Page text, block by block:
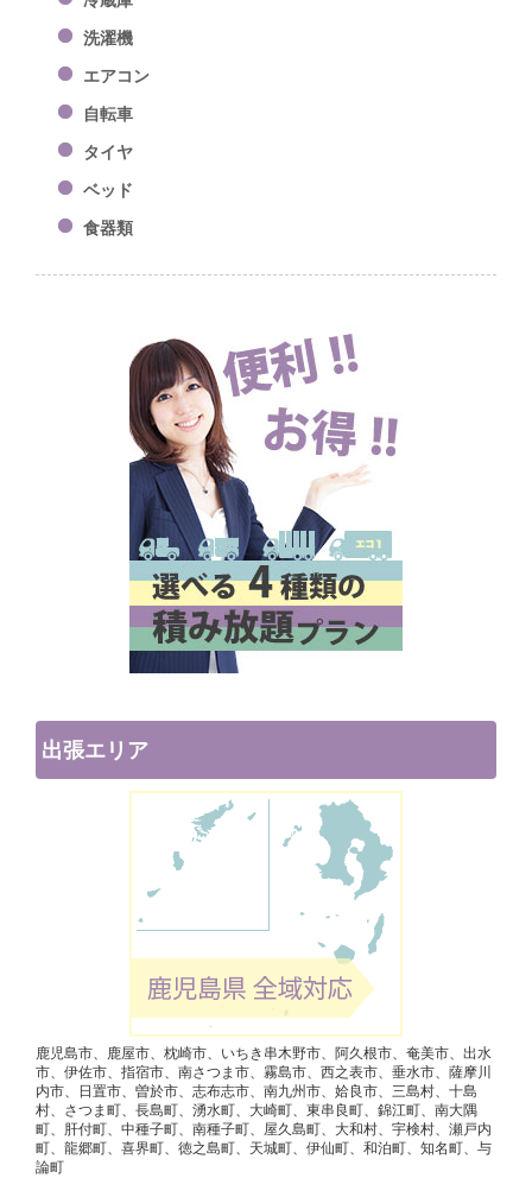
洗濯機
エアコン
自転車
タイヤ
ベッド
食器類
出張エリア
鹿児島市、鹿屋市、枕崎市、いちき串木野市、阿久根市、奄美市、出水
市、伊佐市、指宿市、南さつま市、霧島市、西之表市、垂水市、薩摩川
内市、日置市、曽於市、志布志市、南九州市、姶良市、三島村、十島
村、さつま町、長島町、湧水町、大崎町、東串良町、錦江町、南大隅
町、肝付町、中種子町、南種子町、屋久島町、大和村、宇検村、瀬戸内
町、龍郷町、喜界町、徳之島町、天城町、伊仙町、和泊町、知名町、与
論町